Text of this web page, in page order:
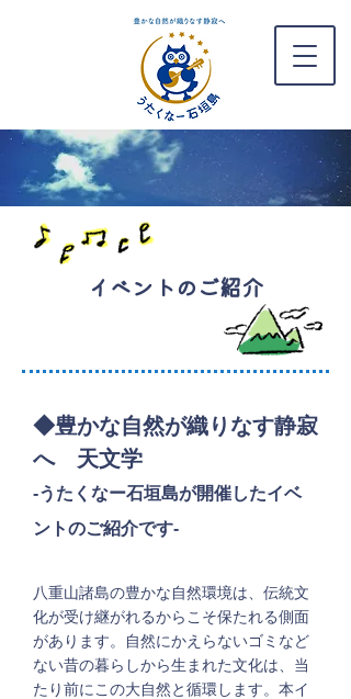
​イベントのご紹介
◆豊かな自然が織りなす静寂
へ 天文学
-うたくなー石垣島が開催したイベ
ントのご紹介です-
八重山諸島の豊かな自然環境は、伝統文
化が受け継がれるからこそ保たれる側面
があります。自然にかえらないゴミなど
ない昔の暮らしから生まれた文化は、当
たり前にこの大自然と循環します。本イ